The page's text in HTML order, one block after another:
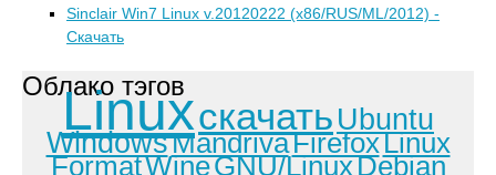
Sinclair Win7 Linux v.20120222 (x86/RUS/ML/2012) -
Скачать
Облако тэгов
Linuxскачать Ubuntu
WindowsMandrivaFirefoxLinux
FormatWineGNU/LinuxDebian